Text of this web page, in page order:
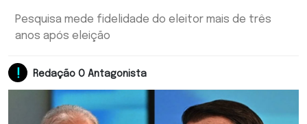
Pesquisa mede fidelidade do eleitor mais de três
anos após eleição
Redação O Antagonista